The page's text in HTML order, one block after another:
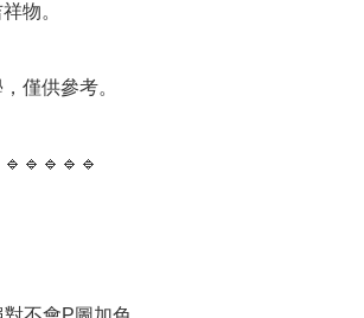
物。
僅供參考。